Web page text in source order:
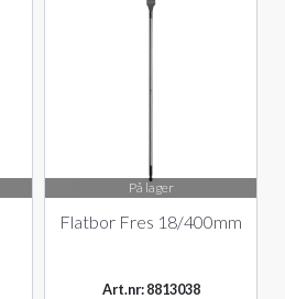
På lager
Flatbor Fres 18/400mm
Art.nr: 8813038